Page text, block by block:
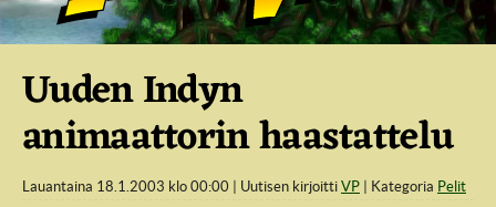
Uuden Indyn
animaattorin haastattelu
Lauantaina 18.1.2003 klo 00:00 Uutisen kirjoitti VP Kategoria Pelit